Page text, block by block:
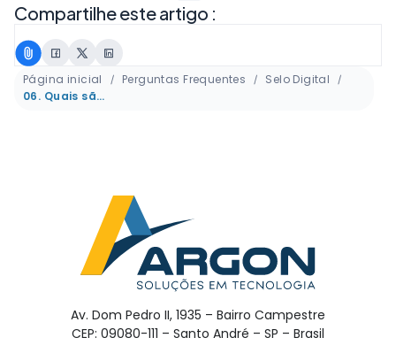
Compartilhe este artigo :
Página inicial Perguntas Frequentes
Selo Digital
06. Quais são os códigos de tipos de atos aceitos pelo TJ no Tabelionato de Notas?
Av. Dom Pedro II, 1935 – Bairro Campestre
CEP: 09080-111 – Santo André – SP – Brasil